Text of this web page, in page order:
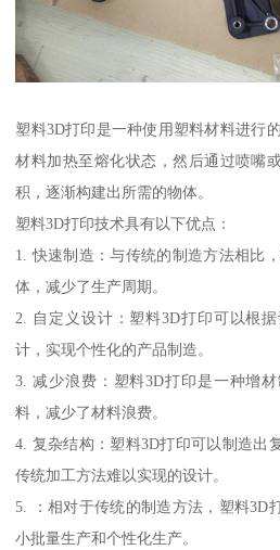
塑料3D打印是一种使用塑料材料进行
材料加热至熔化状态，然后通过喷嘴
积，逐渐构建出所需的物体。
塑料3D打印技术具有以下优点：
1. 快速制造：与传统的制造方法相比
体，减少了生产周期。
2. 自定义设计：塑料3D打印可以根
计，实现个性化的产品制造。
3. 减少浪费：塑料3D打印是一种增
料，减少了材料浪费。
4. 复杂结构：塑料3D打印可以制造出
传统加工方法难以实现的设计。
5. ：相对于传统的制造方法，塑料3D
小批量生产和个性化生产。